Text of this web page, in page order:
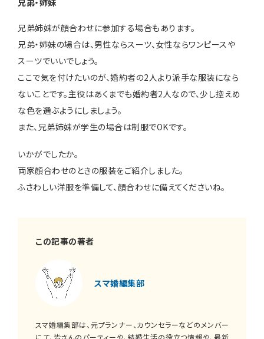
兄弟姉妹が顔合わせに参加する場合もあります。
兄弟・姉妹の場合は、男性ならスーツ、女性ならワンピースや
スーツでいいでしょう。
ここで気を付けたいのが、婚約者の2人より派手な服装になら
ないことです。主役はあくまでも婚約者2人なので、少し控えめ
な色を選ぶようにしましょう。
また、兄弟姉妹が学生の場合は制服でOKです。
いかがでしたか。
両家顔合わせのときの服装をご紹介しました。
ふさわしい洋服を準備して、顔合わせに備えてくださいね。
この記事の著者
スマ婚編集部
スマ婚編集部は、元プランナー、カウンセラーなどのメンバー